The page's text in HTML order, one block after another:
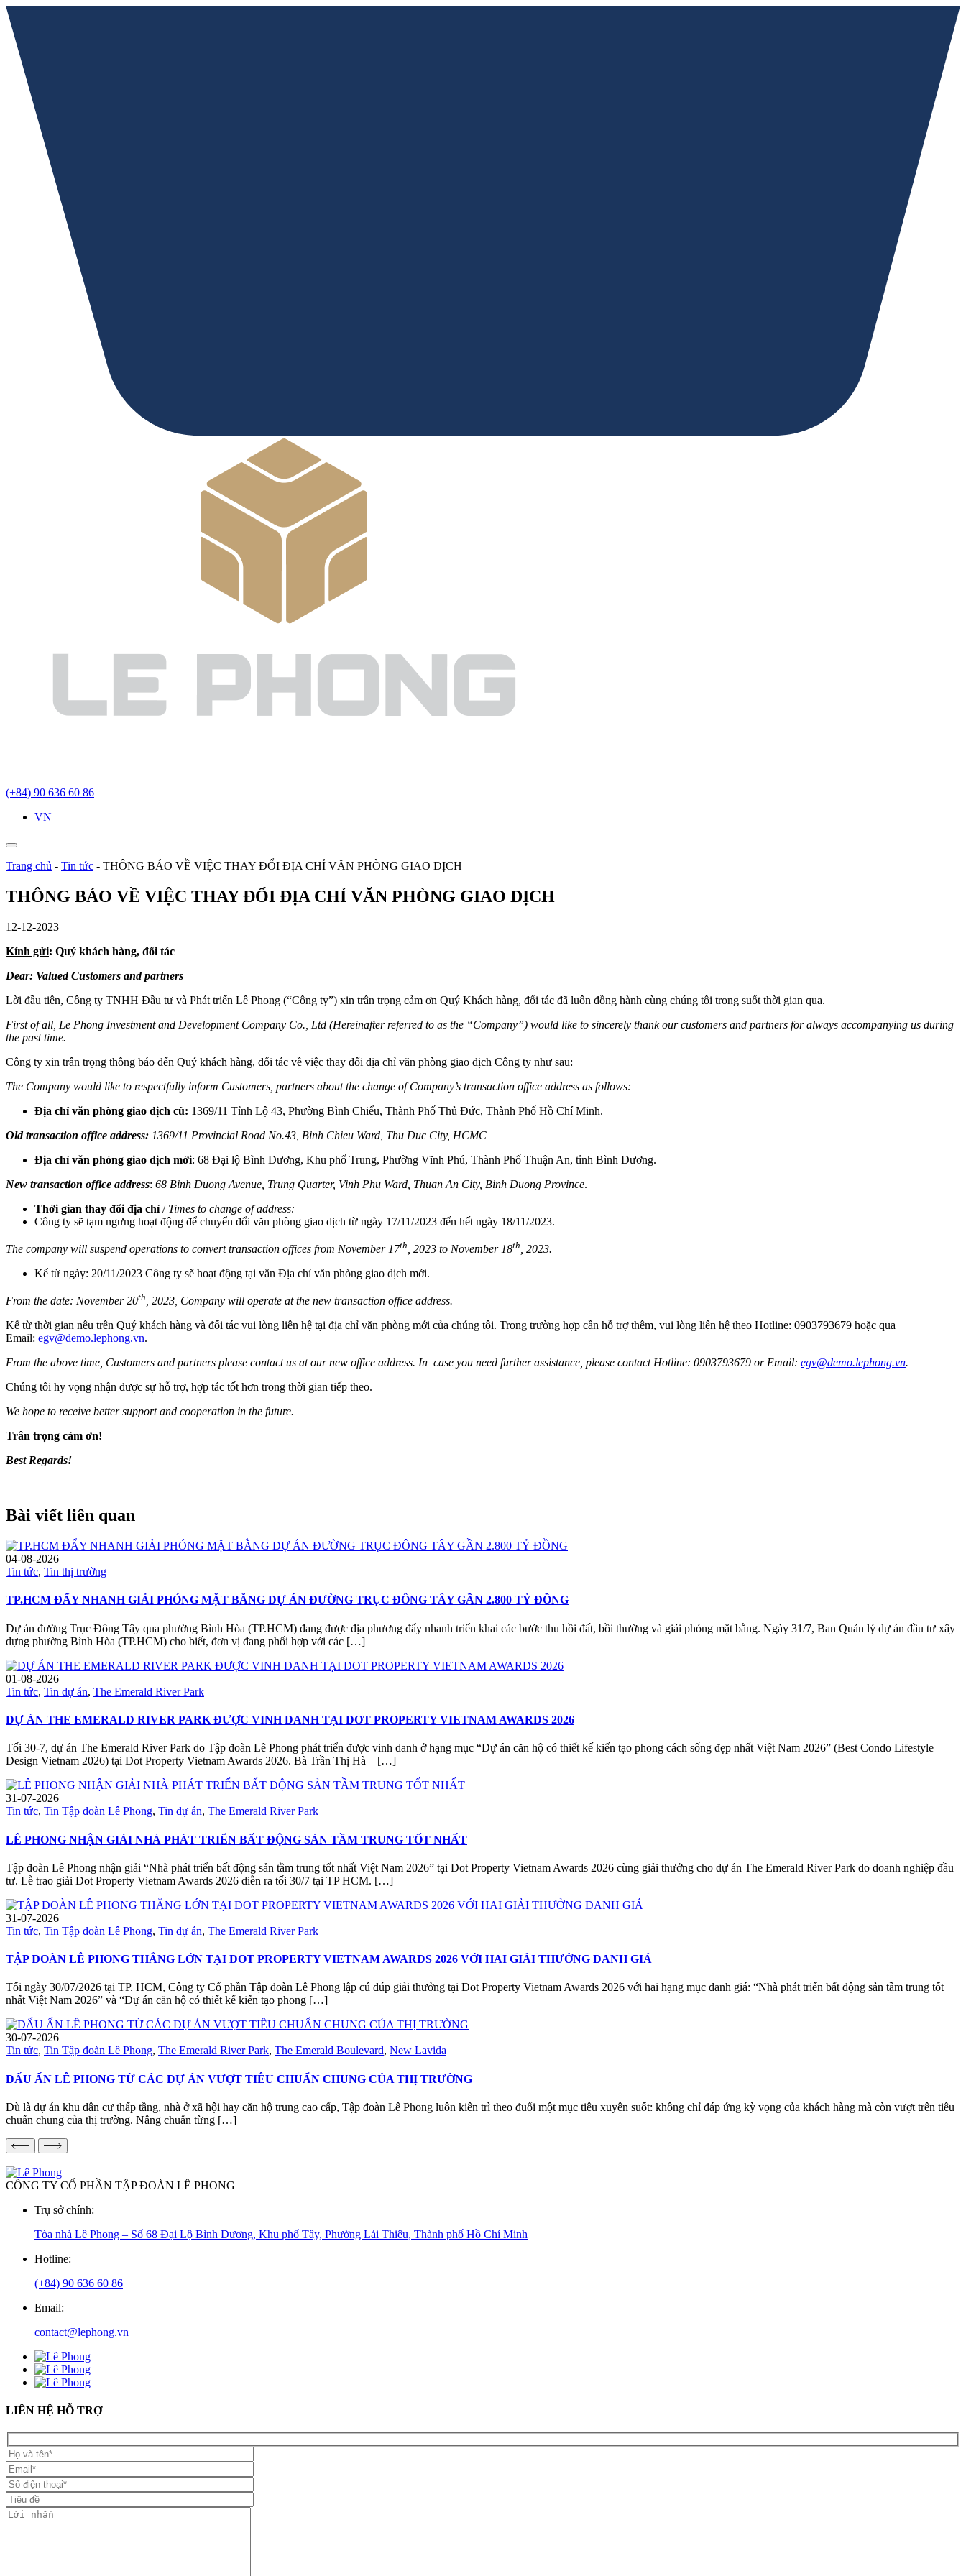
(+84) 90 636 60 86
VN
Trang chủ - Tin tức - THÔNG BÁO VỀ VIỆC THAY ĐỔI ĐỊA CHỈ VĂN PHÒNG GIAO DỊCH
THÔNG BÁO VỀ VIỆC THAY ĐỔI ĐỊA CHỈ VĂN PHÒNG GIAO DỊCH
12-12-2023
Kính gửi: Quý khách hàng, đối tác
Dear: Valued Customers and partners
Lời đầu tiên, Công ty TNHH Đầu tư và Phát triển Lê Phong (“Công ty”) xin trân trọng cảm ơn Quý Khách hàng, đối tác đã luôn đồng hành cùng chúng tôi trong suốt thời gian qua.
First of all, Le Phong Investment and Development Company Co., Ltd (Hereinafter referred to as the “Company”) would like to sincerely thank our customers and partners for always accompanying us during
the past time.
Công ty xin trân trọng thông báo đến Quý khách hàng, đối tác về việc thay đổi địa chỉ văn phòng giao dịch Công ty như sau:
The Company would like to respectfully inform Customers, partners about the change of Company’s transaction office address as follows:
Địa chỉ văn phòng giao dịch cũ: 1369/11 Tỉnh Lộ 43, Phường Bình Chiểu, Thành Phố Thủ Đức, Thành Phố Hồ Chí Minh.
Old transaction office address: 1369/11 Provincial Road No.43, Binh Chieu Ward, Thu Duc City, HCMC
Địa chỉ văn phòng giao dịch mới: 68 Đại lộ Bình Dương, Khu phố Trung, Phường Vĩnh Phú, Thành Phố Thuận An, tỉnh Bình Dương.
New transaction office address: 68 Binh Duong Avenue, Trung Quarter, Vinh Phu Ward, Thuan An City, Binh Duong Province.
Thời gian thay đổi địa chỉ / Times to change of address:
Công ty sẽ tạm ngưng hoạt động để chuyển đổi văn phòng giao dịch từ ngày 17/11/2023 đến hết ngày 18/11/2023.
The company will suspend operations to convert transaction offices from November 17th , 2023 to November 18th , 2023.
Kể từ ngày: 20/11/2023 Công ty sẽ hoạt động tại văn Địa chỉ văn phòng giao dịch mới.
From the date: November 20th , 2023, Company will operate at the new transaction office address.
Kể từ thời gian nêu trên Quý khách hàng và đối tác vui lòng liên hệ tại địa chỉ văn phòng mới của chúng tôi. Trong trường hợp cần hỗ trợ thêm, vui lòng liên hệ theo Hotline: 0903793679 hoặc qua
Email: egv@demo.lephong.vn.
From the above time, Customers and partners please contact us at our new office address. In case you need further assistance, please contact Hotline: 0903793679 or Email: egv@demo.lephong.vn.
Chúng tôi hy vọng nhận được sự hỗ trợ, hợp tác tốt hơn trong thời gian tiếp theo.
We hope to receive better support and cooperation in the future.
Trân trọng cảm ơn!
Best Regards!
Bài viết liên quan
04-08-2026
Tin tức, Tin thị trường
TP.HCM ĐẨY NHANH GIẢI PHÓNG MẶT BẰNG DỰ ÁN ĐƯỜNG TRỤC ĐÔNG TÂY GẦN 2.800 TỶ ĐỒNG
Dự án đường Trục Đông Tây qua phường Bình Hòa (TP.HCM) đang được địa phương đẩy nhanh triển khai các bước thu hồi đất, bồi thường và giải phóng mặt bằng. Ngày 31/7, Ban Quản lý dự án đầu tư xây
dựng phường Bình Hòa (TP.HCM) cho biết, đơn vị đang phối hợp với các […]
01-08-2026
Tin tức, Tin dự án, The Emerald River Park
DỰ ÁN THE EMERALD RIVER PARK ĐƯỢC VINH DANH TẠI DOT PROPERTY VIETNAM AWARDS 2026
Tối 30-7, dự án The Emerald River Park do Tập đoàn Lê Phong phát triển được vinh danh ở hạng mục “Dự án căn hộ có thiết kế kiến tạo phong cách sống đẹp nhất Việt Nam 2026” (Best Condo Lifestyle
Design Vietnam 2026) tại Dot Property Vietnam Awards 2026. Bà Trần Thị Hà – […]
31-07-2026
Tin tức, Tin Tập đoàn Lê Phong, Tin dự án, The Emerald River Park
LÊ PHONG NHẬN GIẢI NHÀ PHÁT TRIỂN BẤT ĐỘNG SẢN TẦM TRUNG TỐT NHẤT
Tập đoàn Lê Phong nhận giải “Nhà phát triển bất động sản tầm trung tốt nhất Việt Nam 2026” tại Dot Property Vietnam Awards 2026 cùng giải thưởng cho dự án The Emerald River Park do doanh nghiệp đầu
tư. Lễ trao giải Dot Property Vietnam Awards 2026 diễn ra tối 30/7 tại TP HCM. […]
31-07-2026
Tin tức, Tin Tập đoàn Lê Phong, Tin dự án, The Emerald River Park
TẬP ĐOÀN LÊ PHONG THẮNG LỚN TẠI DOT PROPERTY VIETNAM AWARDS 2026 VỚI HAI GIẢI THƯỞNG DANH GIÁ
Tối ngày 30/07/2026 tại TP. HCM, Công ty Cổ phần Tập đoàn Lê Phong lập cú đúp giải thưởng tại Dot Property Vietnam Awards 2026 với hai hạng mục danh giá: “Nhà phát triển bất động sản tầm trung tốt
nhất Việt Nam 2026” và “Dự án căn hộ có thiết kế kiến tạo phong […]
30-07-2026
Tin tức, Tin Tập đoàn Lê Phong, The Emerald River Park, The Emerald Boulevard, New Lavida
DẤU ẤN LÊ PHONG TỪ CÁC DỰ ÁN VƯỢT TIÊU CHUẨN CHUNG CỦA THỊ TRƯỜNG
Dù là dự án khu dân cư thấp tầng, nhà ở xã hội hay căn hộ trung cao cấp, Tập đoàn Lê Phong luôn kiên trì theo đuổi một mục tiêu xuyên suốt: không chỉ đáp ứng kỳ vọng của khách hàng mà còn vượt trên tiêu
chuẩn chung của thị trường. Nâng chuẩn từng […]
CÔNG TY CỔ PHẦN TẬP ĐOÀN LÊ PHONG
Trụ sở chính:
Tòa nhà Lê Phong – Số 68 Đại Lộ Bình Dương, Khu phố Tây, Phường Lái Thiêu, Thành phố Hồ Chí Minh
Hotline:
(+84) 90 636 60 86
Email:
contact@lephong.vn
LIÊN HỆ HỖ TRỢ